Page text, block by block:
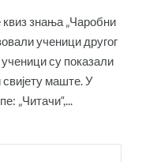
знања „Чаробни
ученици другог
су показали
маште. У
„Читачи“,...